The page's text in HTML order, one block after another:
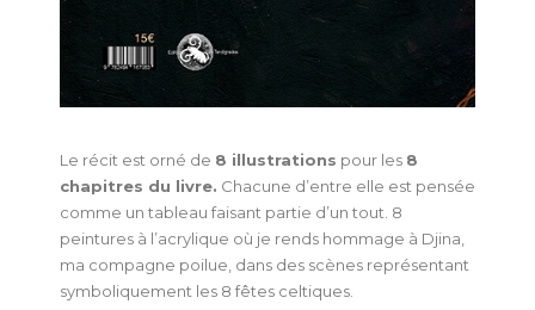
Le récit est orné de 8 illustrations pour les 8
chapitres du livre. Chacune d’entre elle est pensée
comme un tableau faisant partie d’un tout. 8
peintures à l’acrylique où je rends hommage à Djina,
ma compagne poilue, dans des scènes représentant
symboliquement les 8 fêtes celtiques.